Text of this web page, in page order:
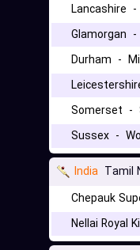
Lancashire -
Glamorgan -
Durham -
Somerset -
Sussex -
India Tamil
Chepauk
Nellai Royal